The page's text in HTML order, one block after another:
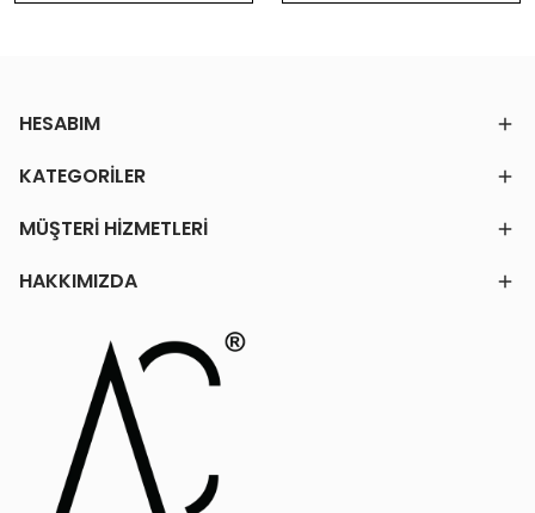
HESABIM
KATEGORİLER
MÜŞTERİ HİZMETLERİ
HAKKIMIZDA